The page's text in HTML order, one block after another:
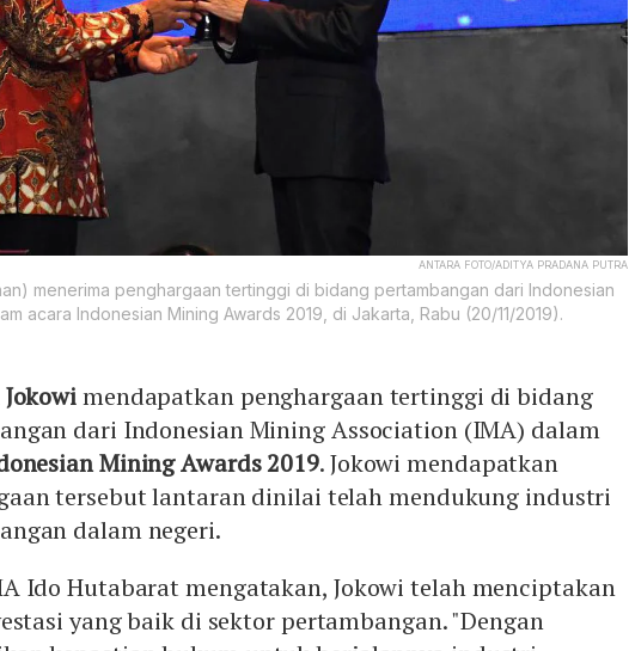
ANTARA FOTO/ADITYA PRADANA PUTRA
menerima penghargaan tertinggi di bidang pertambangan dari Indonesian
acara Indonesian Mining Awards 2019, di Jakarta, Rabu (20/11/2019).
Jokowimendapatkan penghargaan tertinggi di bidang
dari Indonesian Mining Association (IMA) dalam
Mining Awards 2019. Jokowi mendapatkan
tersebut lantaran dinilai telah mendukung industri
dalam negeri.
Ido Hutabarat mengatakan, Jokowi telah menciptakan
yang baik di sektor pertambangan. "Dengan